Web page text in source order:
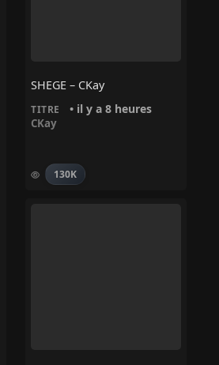
SHEGE – CKay
TITRE • il y a 8 heures
CKay
130K